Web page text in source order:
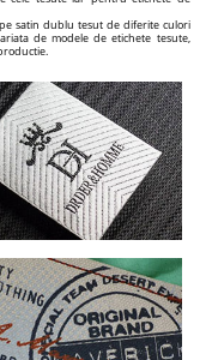
satin dublu tesut de diferite culori
de modele de etichete tesute,